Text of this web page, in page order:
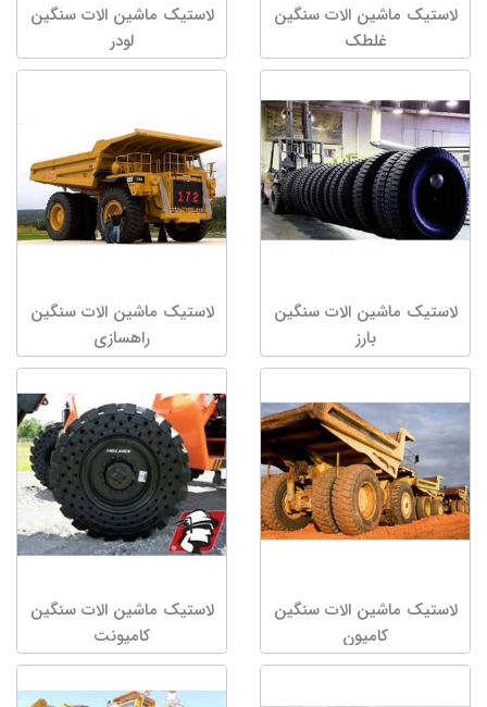
لاستیک ماشین الات سنگین
غلطک
لاستیک ماشین الات سنگین
لودر
لاستیک ماشین الات سنگین
بارز
لاستیک ماشین الات سنگین
راهسازی
لاستیک ماشین الات سنگین
کامیون
لاستیک ماشین الات سنگین
کامیونت